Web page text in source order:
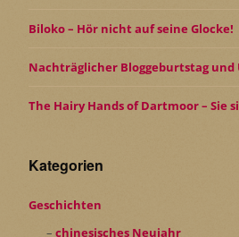
Biloko – Hör nicht auf seine Glocke!
Nachträglicher Bloggeburtstag und
The Hairy Hands of Dartmoor – Sie
Kategorien
Geschichten
chinesisches Neujahr